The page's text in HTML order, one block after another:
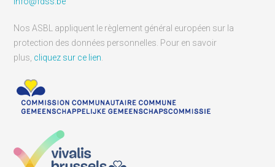
Nos ASBL appliquent le règlement général européen sur la
protection des données personnelles. Pour en savoir
plus, cliquez sur ce lien